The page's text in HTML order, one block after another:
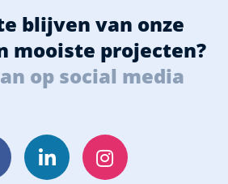
blijven van onze
mooiste projecten?
op social media
LinkedInInstagram